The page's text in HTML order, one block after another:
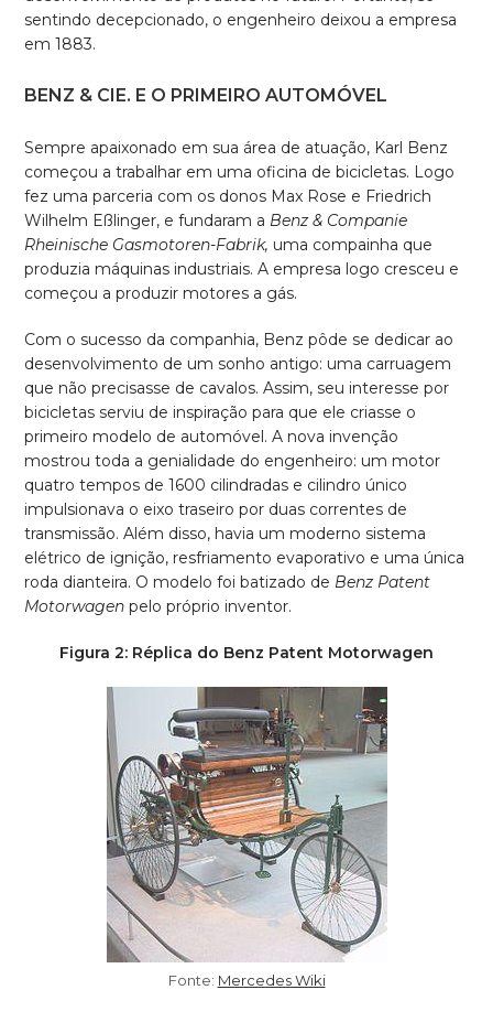
sentindo decepcionado, o engenheiro deixou a empresa
em 1883.
BENZ & CIE. E O PRIMEIRO AUTOMÓVEL
Sempre apaixonado em sua área de atuação, Karl Benz
começou a trabalhar em uma oficina de bicicletas. Logo
fez uma parceria com os donos Max Rose e Friedrich
Wilhelm Eßlinger, e fundaram a Benz & Companie
Rheinische Gasmotoren-Fabrik, uma compainha que
produzia máquinas industriais. A empresa logo cresceu e
começou a produzir motores a gás.
Com o sucesso da companhia, Benz pôde se dedicar ao
desenvolvimento de um sonho antigo: uma carruagem
que não precisasse de cavalos. Assim, seu interesse por
bicicletas serviu de inspiração para que ele criasse o
primeiro modelo de automóvel. A nova invenção
mostrou toda a genialidade do engenheiro: um motor
quatro tempos de 1600 cilindradas e cilindro único
impulsionava o eixo traseiro por duas correntes de
transmissão. Além disso, havia um moderno sistema
elétrico de ignição, resfriamento evaporativo e uma única
roda dianteira. O modelo foi batizado de Benz Patent
Motorwagenpelo próprio inventor.
Figura 2: Réplica do Benz Patent Motorwagen
Fonte: Mercedes Wiki